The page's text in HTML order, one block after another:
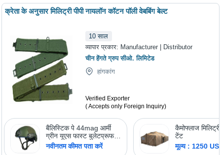
क्रेता के अनुसार मिलिट्री पीपी नायलॉन कॉटन पॉली वेबबिंग बेल्ट
10 साल
व्यापार प्रकार: Manufacturer | Distributor
चीन हेंगते ग्रुप सीओ. लिमिटेड
हांगकांग
Verified Exporter
( Accepts only Foreign Inquiry)
बैलिस्टिक पे 44mag आर्मी
ग्रीन यूएस फास्ट बुलेटप्रूफ
हेलमेट
नवीनतम कीमत पता करें
कैमोफ्लाज
टेंट
मूल्य : 1250